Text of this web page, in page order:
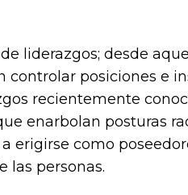
liderazgos; desde
controlar posiciones e
recientemente
enarbolan posturas
como
las personas.